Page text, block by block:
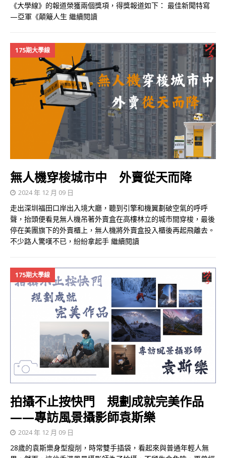
《大學線》的報道榮獲兩個獎項，得獎報道如下： 最佳新聞特寫
—亞軍《顛簸人生 繼續閱讀
175期大學線
無人機穿梭城市中 外賣從天而降
2024 年 12 月 09 日
走出深圳福田口岸出入境大廳，聽到引擎和機翼劃破空氣的呼呼
聲，抬頭便看見無人機吊著外賣盒在高樓林立的城市間穿梭，最後
停在美團旗下的外賣櫃上，無人機將外賣盒投入櫃後再起飛離去。
不少路人驚嘆不已，紛紛拿起手 繼續閱讀
175期大學線
拍攝不止按快門 規劃成就完美作品
——專訪風景攝影師袁斯樂
2024 年 12 月 09 日
28歲的袁斯樂身型瘦削，時常雙手插袋，看起來與普通年輕人無